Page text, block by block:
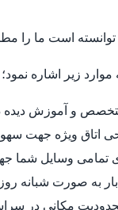
است ما را
زیر اشاره نمود؛
و آموزش دیده
اتاق ویژه جهت
تمامی وسایل
به صورت شبانه
مکانی در